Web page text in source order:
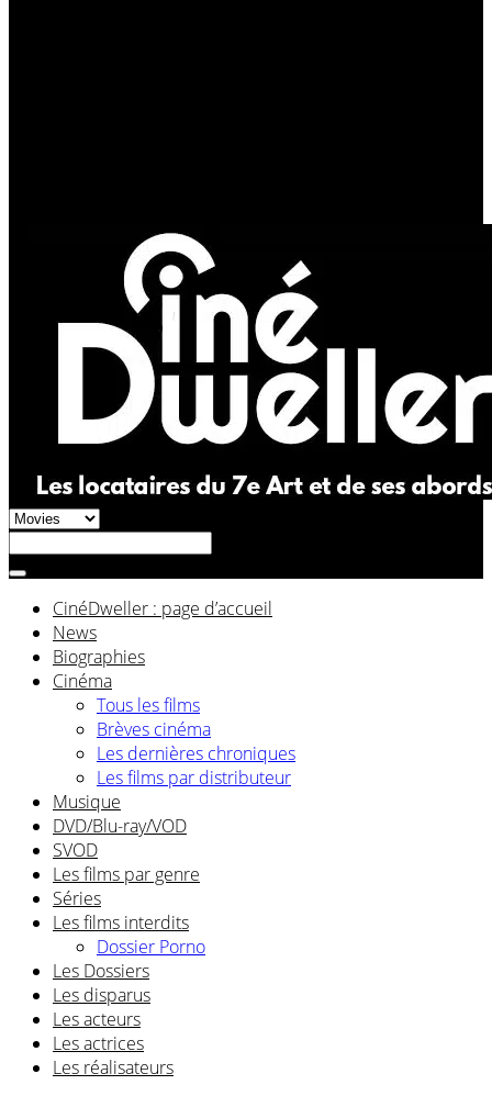
CinéDweller : page d’accueil
News
Biographies
Cinéma
Tous les films
Brèves cinéma
Les dernières chroniques
Les films par distributeur
Musique
DVD/Blu-ray/VOD
SVOD
Les films par genre
Séries
Les films interdits
Dossier Porno
Les Dossiers
Les disparus
Les acteurs
Les actrices
Les réalisateurs